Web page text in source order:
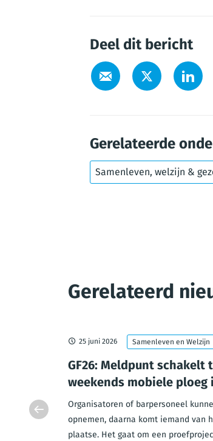
Deel dit bericht
Gerelateerde
Samenleven, welzijn &
Gerelateerd
25 juni 2026 Samenleven en Welzijn
GF26: Meldpunt schakelt
weekends mobiele ploeg
Organisatoren of barpersoneel
opnemen, daarna komt iemand van
plaatse. Het gaat om een